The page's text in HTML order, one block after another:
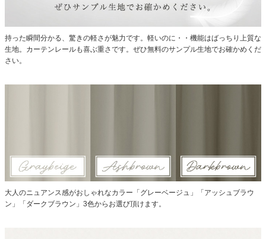
持った瞬間分かる、驚きの軽さが魅力です。軽いのに・・機能はばっちり上質な
生地。カーテンレールも喜ぶ重さです。ぜひ無料のサンプル生地でお確かめくだ
さい。
大人のニュアンス感がおしゃれなカラー「グレーベージュ」「アッシュブラウ
ン」「ダークブラウン」3色からお選び頂けます。